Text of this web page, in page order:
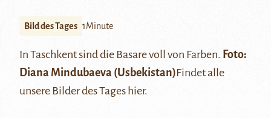
Bild des Tages 1Minute
In Taschkent sind die Basare voll von Farben. Foto:
Diana Mindubaeva (Usbekistan)Findet alle
unsere Bilder des Tages hier.